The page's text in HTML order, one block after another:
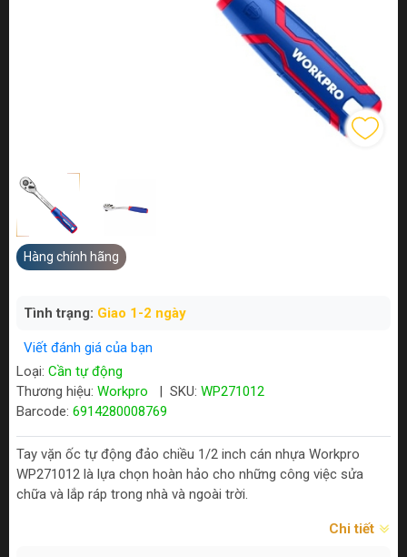
Hàng chính hãng
Tình trạng: Giao 1-2 ngày
Viết đánh giá của bạn
Loại: Cần tự động
Thương hiệu: Workpro SKU: WP271012
Barcode: 6914280008769
Tay vặn ốc tự động đảo chiều 1/2 inch cán nhựa Workpro
WP271012 là lựa chọn hoàn hảo cho những công việc sửa
chữa và lắp ráp trong nhà và ngoài trời.
Chi tiết